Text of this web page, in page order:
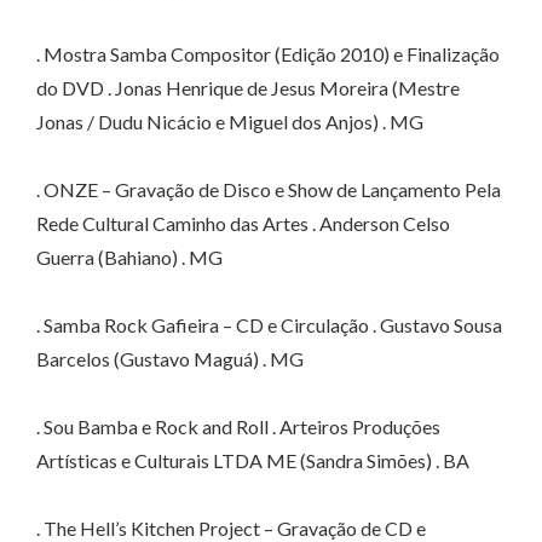
. Mostra Samba Compositor (Edição 2010) e Finalização
do DVD . Jonas Henrique de Jesus Moreira (Mestre
Jonas / Dudu Nicácio e Miguel dos Anjos) . MG
. ONZE – Gravação de Disco e Show de Lançamento Pela
Rede Cultural Caminho das Artes . Anderson Celso
Guerra (Bahiano) . MG
. Samba Rock Gafieira – CD e Circulação . Gustavo Sousa
Barcelos (Gustavo Maguá) . MG
. Sou Bamba e Rock and Roll . Arteiros Produções
Artísticas e Culturais LTDA ME (Sandra Simões) . BA
. The Hell’s Kitchen Project – Gravação de CD e